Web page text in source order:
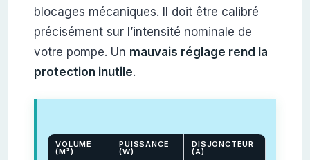
blocages mécaniques. Il doit être calibré
précisément sur l’intensité nominale de
votre pompe. Un mauvais réglage rend la
protection inutile.
VOLUME
(M³)
PUISSANCE
(W)
DISJONCTEUR
(A)